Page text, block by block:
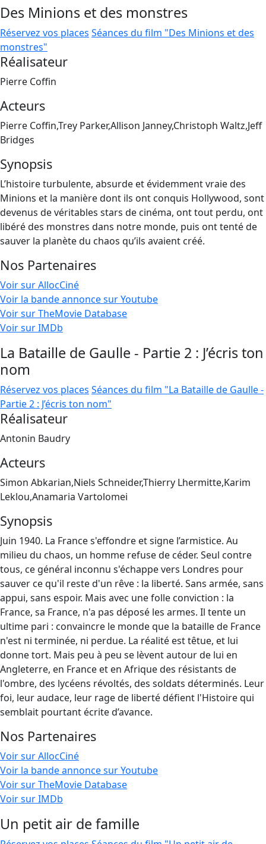
Des Minions et des monstres
Réservez vos places Séances du film "Des Minions et des
monstres"
Réalisateur
Pierre Coffin
Acteurs
Pierre Coffin,Trey Parker,Allison Janney,Christoph Waltz,Jeff
Bridges
Synopsis
L’histoire turbulente, absurde et évidemment vraie des
Minions et la manière dont ils ont conquis Hollywood, sont
devenus de véritables stars de cinéma, ont tout perdu, ont
libéré des monstres dans notre monde, puis ont tenté de
sauver la planète du chaos qu’ils avaient créé.
Nos Partenaires
Voir sur AllocCiné
Voir la bande annonce sur Youtube
Voir sur TheMovie Database
Voir sur IMDb
La Bataille de Gaulle - Partie 2 : J’écris ton
nom
Réservez vos places Séances du film "La Bataille de Gaulle -
Partie 2 : J’écris ton nom"
Réalisateur
Antonin Baudry
Acteurs
Simon Abkarian,Niels Schneider,Thierry Lhermitte,Karim
Leklou,Anamaria Vartolomei
Synopsis
Juin 1940. La France s'effondre et signe l’armistice. Au
milieu du chaos, un homme refuse de céder. Seul contre
tous, ce général inconnu s'échappe vers Londres pour
sauver ce qu'il reste d'un rêve : la liberté. Sans armée, sans
appui, sans espoir. Mais avec une folle conviction : la
France, sa France, n'a pas déposé les armes. Il tente un
ultime pari : convaincre le monde que la bataille de France
n'est ni terminée, ni perdue. La réalité est têtue, et lui
donne tort. Mais peu à peu se lèvent autour de lui en
Angleterre, en France et en Afrique des résistants de
l'ombre, des lycéens révoltés, des soldats déterminés. Leur
foi, leur audace, leur rage de liberté défient l'Histoire qui
semblait pourtant écrite d’avance.
Nos Partenaires
Voir sur AllocCiné
Voir la bande annonce sur Youtube
Voir sur TheMovie Database
Voir sur IMDb
Un petit air de famille